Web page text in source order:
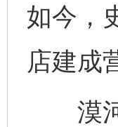
如今，
店建成
漠河